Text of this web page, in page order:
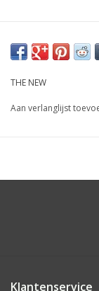
THE NEW
Aan verlanglijst
Klantenservice